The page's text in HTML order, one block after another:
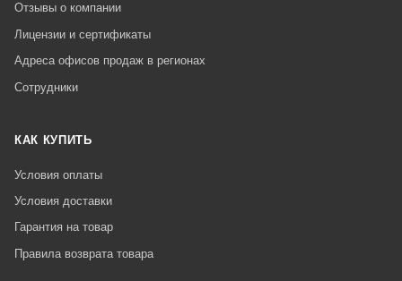
Отзывы о компании
Лицензии и сертификаты
Адреса офисов продаж в регионах
Сотрудники
КАК КУПИТЬ
Условия оплаты
Условия доставки
Гарантия на товар
Правила возврата товара